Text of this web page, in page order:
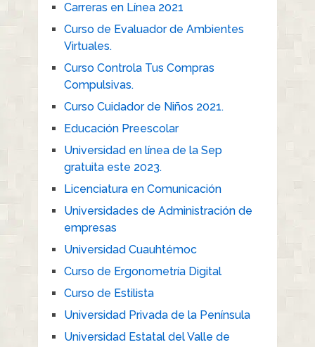
Carreras en Línea 2021
Curso de Evaluador de Ambientes
Virtuales.
Curso Controla Tus Compras
Compulsivas.
Curso Cuidador de Niños 2021.
Educación Preescolar
Universidad en línea de la Sep
gratuita este 2023.
Licenciatura en Comunicación
Universidades de Administración de
empresas
Universidad Cuauhtémoc
Curso de Ergonometría Digital
Curso de Estilista
Universidad Privada de la Península
Universidad Estatal del Valle de